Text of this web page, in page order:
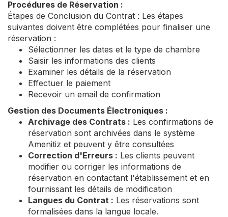
Procédures de Réservation :
Étapes de Conclusion du Contrat : Les étapes
suivantes doivent être complétées pour finaliser une
réservation :
Sélectionner les dates et le type de chambre
Saisir les informations des clients
Examiner les détails de la réservation
Effectuer le paiement
Recevoir un email de confirmation
Gestion des Documents Électroniques :
Archivage des Contrats : Les confirmations de
réservation sont archivées dans le système
Amenitiz et peuvent y être consultées
Correction d'Erreurs : Les clients peuvent
modifier ou corriger les informations de
réservation en contactant l'établissement et en
fournissant les détails de modification
Langues du Contrat : Les réservations sont
formalisées dans la langue locale.